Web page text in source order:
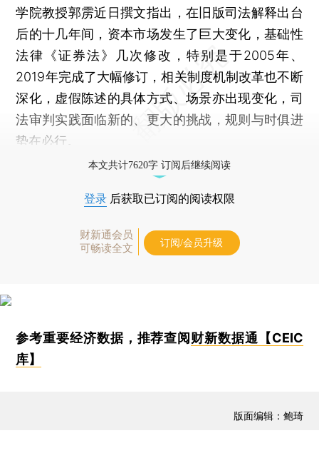
学院教授郭雳近日撰文指出，在旧版司法解释出台
后的十几年间，资本市场发生了巨大变化，基础性
法律《证券法》几次修改，特别是于2005年、
2019年完成了大幅修订，相关制度机制改革也不断
深化，虚假陈述的具体方式、场景亦出现变化，司
法审判实践面临新的、更大的挑战，规则与时俱进
势在必行。
本文共计7620字 订阅后继续阅读
登录 后获取已订阅的阅读权限
财新通会员
可畅读全文
订阅/会员升级
参考重要经济数据，推荐查阅财新数据通【CEIC
库】
版面编辑：鲍琦